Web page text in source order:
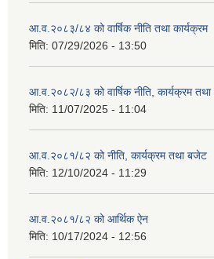
आ.व.२०८३/८४ को वार्षिक नीति तथा कार्यक्रम
मिति: 07/29/2026 - 13:50
आ.व.२०८२/८३ को वार्षिक नीति, कार्यक्रम
मिति: 11/07/2025 - 11:04
आ.व.२०८१/८२ को नीति, कार्यक्रम तथा बजेट
मिति: 12/10/2024 - 11:29
आ.व.२०८१/८२ को आर्थिक ऐन
मिति: 10/17/2024 - 12:56